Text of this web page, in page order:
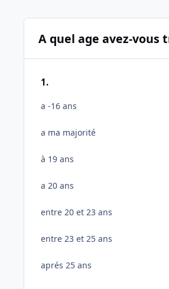
A quel age avez-vous
1.
a -16 ans
a ma majorité
à 19 ans
a 20 ans
entre 20 et 23 ans
entre 23 et 25 ans
aprés 25 ans